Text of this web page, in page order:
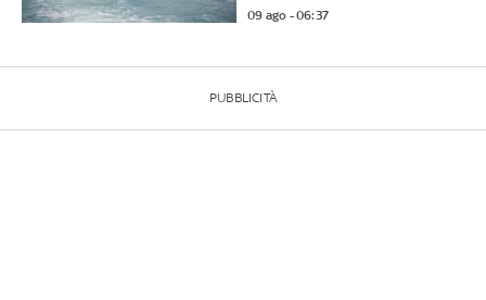
09 ago - 06:37
PUBBLICITÀ